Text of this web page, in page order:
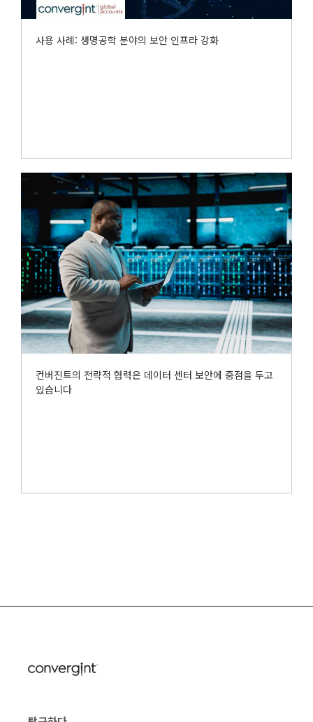
사용 사례: 생명공학 분야의 보안 인프라 강화
컨버진트의 전략적 협력은 데이터 센터 보안에 중점을 두고
있습니다